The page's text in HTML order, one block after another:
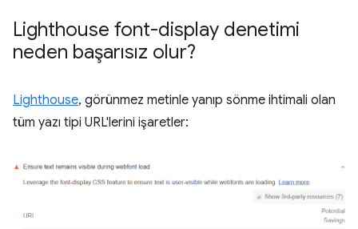
Lighthouse font-display denetimi
neden başarısız olur?
Lighthouse, görünmez metinle yanıp sönme ihtimali olan
tüm yazı tipi URL'lerini işaretler: